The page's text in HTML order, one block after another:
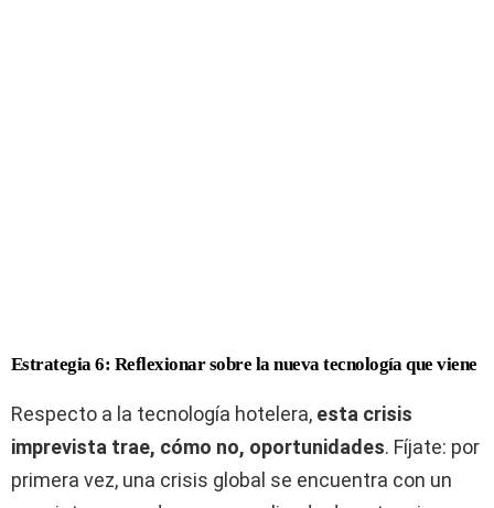
Estrategia 6: Reflexionar sobre la nueva tecnología que viene
Respecto a la tecnología hotelera, esta crisis
imprevista trae, cómo no, oportunidades. Fíjate: por
primera vez, una crisis global se encuentra con un